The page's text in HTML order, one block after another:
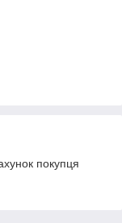
покупця